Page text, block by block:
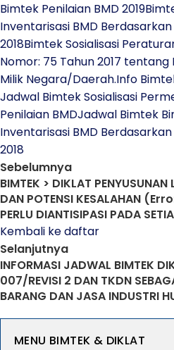
MENU BIMTEK & DIKLAT
Bimtek Penilaian BMD 2019
Inventarisasi BMD
2018Bimtek Sosialisasi
Nomor: 75 Tahun 2017
Milik Negara/Daerah.Info
Jadwal Bimtek Sosialisasi
Penilaian BMDJadwal Bimtek
Inventarisasi BMD
2018
Sebelumnya
BIMTEK > DIKLAT PENYUSUNAN
DAN POTENSI KESALAHAN
PERLU DIANTISIPASI PADA
Kembali ke daftar
Selanjutnya
INFORMASI JADWAL BIMTEK
007/REVISI 2 DAN TKDN
BARANG DAN JASA INDUSTRI